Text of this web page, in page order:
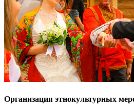
Организация этнокультурных